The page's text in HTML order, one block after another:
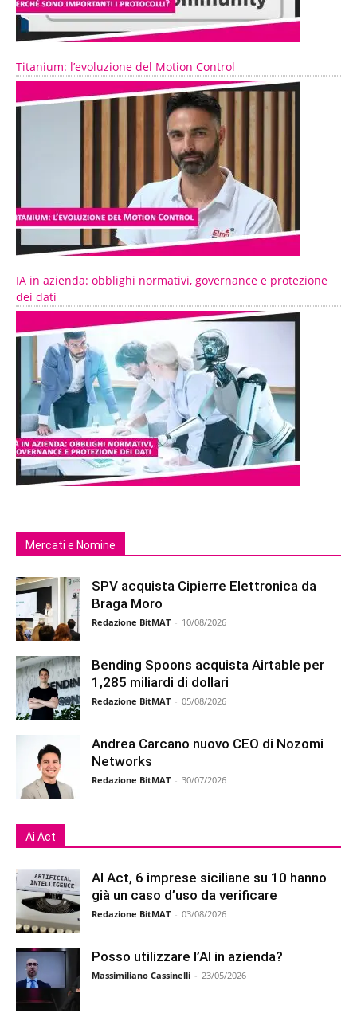
Titanium: l’evoluzione del Motion Control
IA in azienda: obblighi normativi, governance e protezione
dei dati
Mercati e Nomine
SPV acquista Cipierre Elettronica da
Braga Moro
Redazione BitMAT - 10/08/2026
Bending Spoons acquista Airtable per
1,285 miliardi di dollari
Redazione BitMAT - 05/08/2026
Andrea Carcano nuovo CEO di Nozomi
Networks
Redazione BitMAT - 30/07/2026
Ai Act
AI Act, 6 imprese siciliane su 10 hanno
già un caso d’uso da verificare
Redazione BitMAT - 03/08/2026
Posso utilizzare l’AI in azienda?
Massimiliano Cassinelli - 23/05/2026